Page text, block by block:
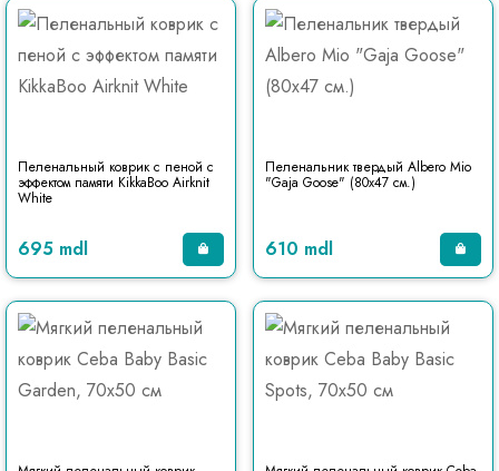
Пеленальный коврик с пеной с
эффектом памяти KikkaBoo Airknit
White
695 mdl
Пеленальник твердый Albero Mio
"Gaja Goose" (80x47 см.)
610 mdl